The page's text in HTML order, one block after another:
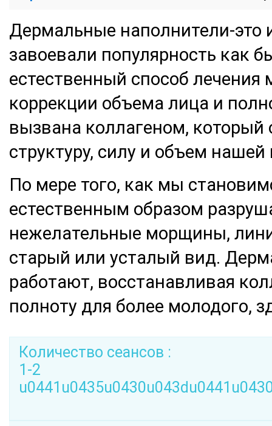
Дермальные наполнители-это
завоевали популярность как
естественный способ
коррекции объема лица и
вызвана коллагеном, который
структуру, силу и объем
По мере того, как мы
естественным образом
нежелательные морщины,
старый или усталый вид.
работают, восстанавливая
полноту для более молодого,
Количество сеансов :
1-2